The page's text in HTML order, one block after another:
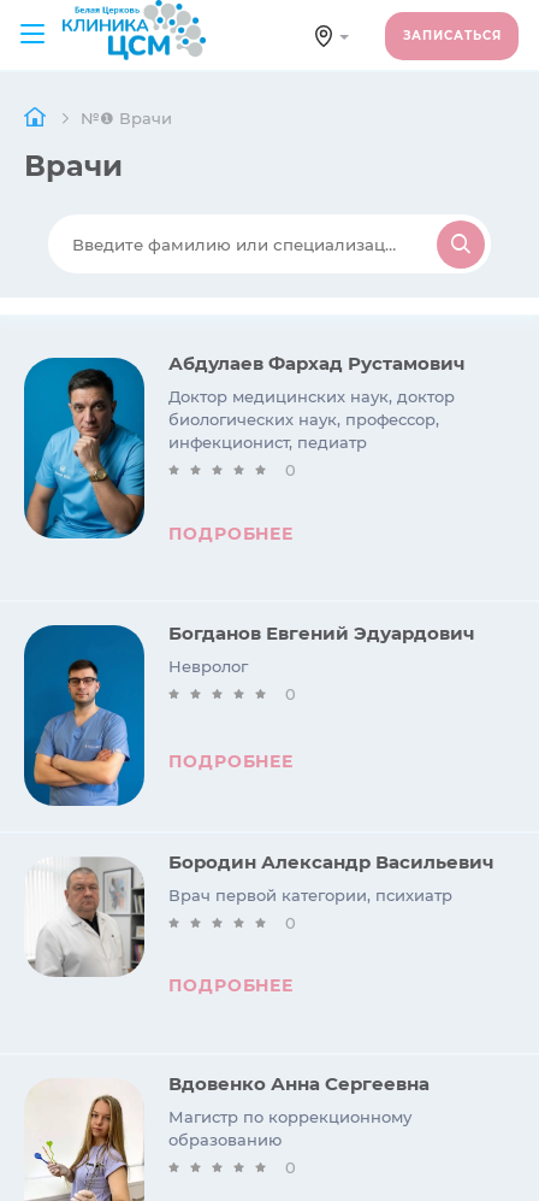
ЗАПИСАТЬСЯ
№❶ Врачи
Врачи
0
Абдулаев Фархад Рустамович
Доктор медицинских наук, доктор
биологических наук, профессор,
инфекционист, педиатр
ПОДРОБНЕЕ
0
Богданов Евгений Эдуардович
Невролог
ПОДРОБНЕЕ
0
Бородин Александр Васильевич
Врач первой категории, психиатр
ПОДРОБНЕЕ
0
Вдовенко Анна Сергеевна
Магистр по коррекционному
образованию